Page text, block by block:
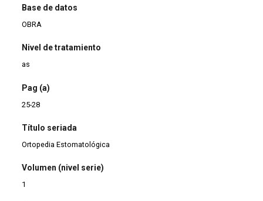
Base de datos
OBRA
Nivel de tratamiento
as
Pag (a)
25-28
Título seriada
Ortopedia Estomatológica
Volumen (nivel serie)
1